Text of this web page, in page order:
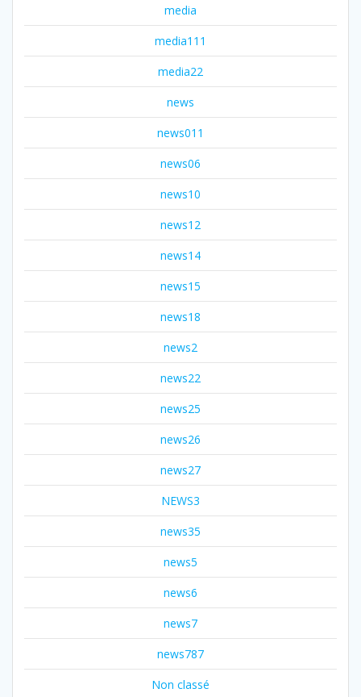
media
media111
media22
news
news011
news06
news10
news12
news14
news15
news18
news2
news22
news25
news26
news27
NEWS3
news35
news5
news6
news7
news787
Non classé